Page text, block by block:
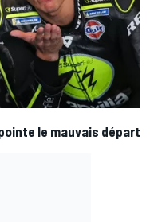
le mauvais départ